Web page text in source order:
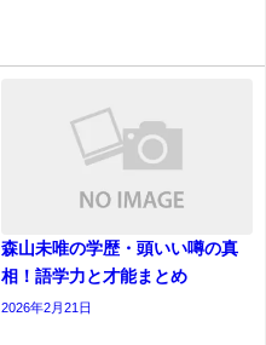
森山未唯の学歴・頭いい噂の真
相！語学力と才能まとめ
2026年2月21日